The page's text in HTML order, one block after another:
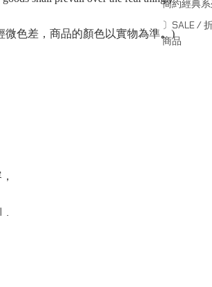
簡約經典
〕SALE /
商品
微色差，商品的顏色以實物為準。 )